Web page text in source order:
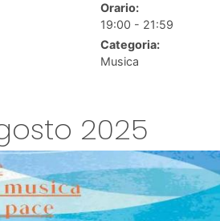
Orario:
19:00 - 21:59
Categoria:
Musica
2025